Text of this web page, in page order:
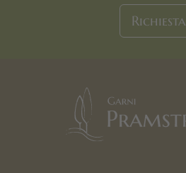
Richiesta